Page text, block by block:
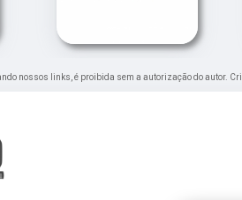
nossos links, é proibida sem a autorização do autor.